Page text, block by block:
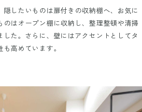
隠したいものは扉付きの収納棚へ、お気に
のはオープン棚に収納し、整理整頓や清掃
した。さらに、壁にはアクセントとしてタ
高めています。